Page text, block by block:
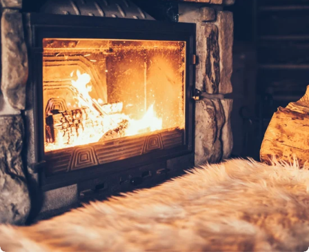
Ihre
Mail
Ihr
Telefon
Ihre
Nachricht
Die mit * gekennzeichneten Felder sind
Pflichtfelder.
Frage senden